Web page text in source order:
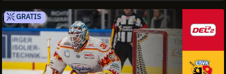
GRATIS